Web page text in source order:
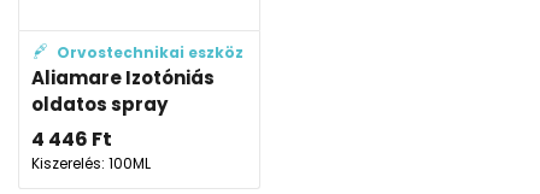
Orvostechnikai eszköz
Aliamare Izotóniás
oldatos spray
4 446 Ft
Kiszerelés: 100ML